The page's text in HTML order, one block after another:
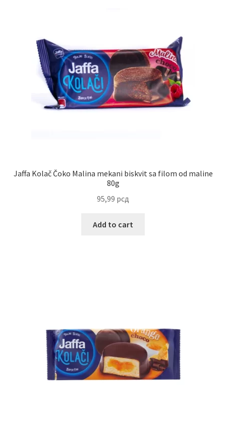
Jaffa Kolač Čoko Malina mekani biskvit sa filom od maline
80g
95,99 рсд
Add to cart